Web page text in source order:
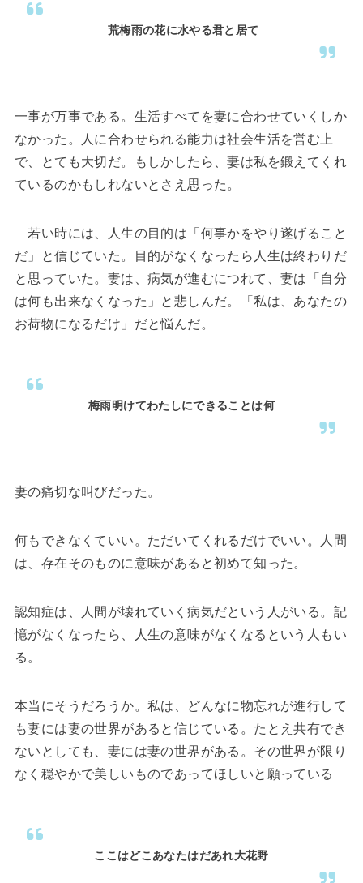
荒梅雨の花に水やる君と居て
一事が万事である。生活すべてを妻に合わせていくしか
なかった。人に合わせられる能力は社会生活を営む上
で、とても大切だ。もしかしたら、妻は私を鍛えてくれ
ているのかもしれないとさえ思った。
若い時には、人生の目的は「何事かをやり遂げること
だ」と信じていた。目的がなくなったら人生は終わりだ
と思っていた。妻は、病気が進むにつれて、妻は「自分
は何も出来なくなった」と悲しんだ。「私は、あなたの
お荷物になるだけ」だと悩んだ。
梅雨明けてわたしにできることは何
妻の痛切な叫びだった。
何もできなくていい。ただいてくれるだけでいい。人間
は、存在そのものに意味があると初めて知った。
認知症は、人間が壊れていく病気だという人がいる。記
憶がなくなったら、人生の意味がなくなるという人もい
る。
本当にそうだろうか。私は、どんなに物忘れが進行して
も妻には妻の世界があると信じている。たとえ共有でき
ないとしても、妻には妻の世界がある。その世界が限り
なく穏やかで美しいものであってほしいと願っている
ここはどこあなたはだあれ大花野